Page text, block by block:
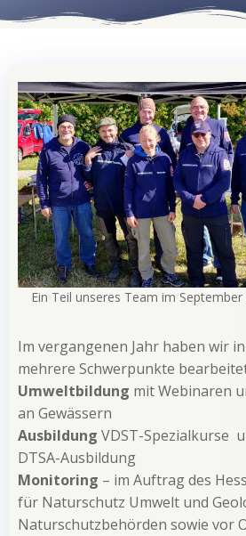
Ein Teil unseres Team im
Im vergangenen Jahr haben wir
mehrere Schwerpunkte
Umweltbildung mit Webinaren
an Gewässern
Ausbildung VDST-Spezialkurse
DTSA-Ausbildung
Monitoring – im Auftrag des
für Naturschutz Umwelt und
Naturschutzbehörden sowie vor